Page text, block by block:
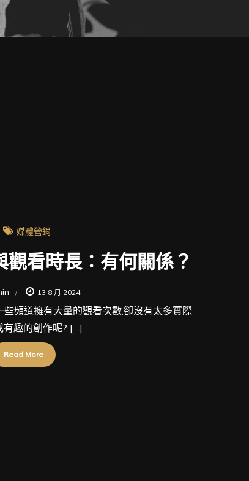
媒體營銷
看時長：有何關係？
13 8 月 2024
些頻道擁有大量的觀看次數,卻沒有太多實際
有趣的創作呢? […]
Read More